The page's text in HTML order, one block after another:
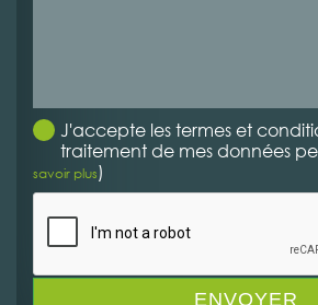
J'accepte les termes et
traitement de mes données
savoir plus)